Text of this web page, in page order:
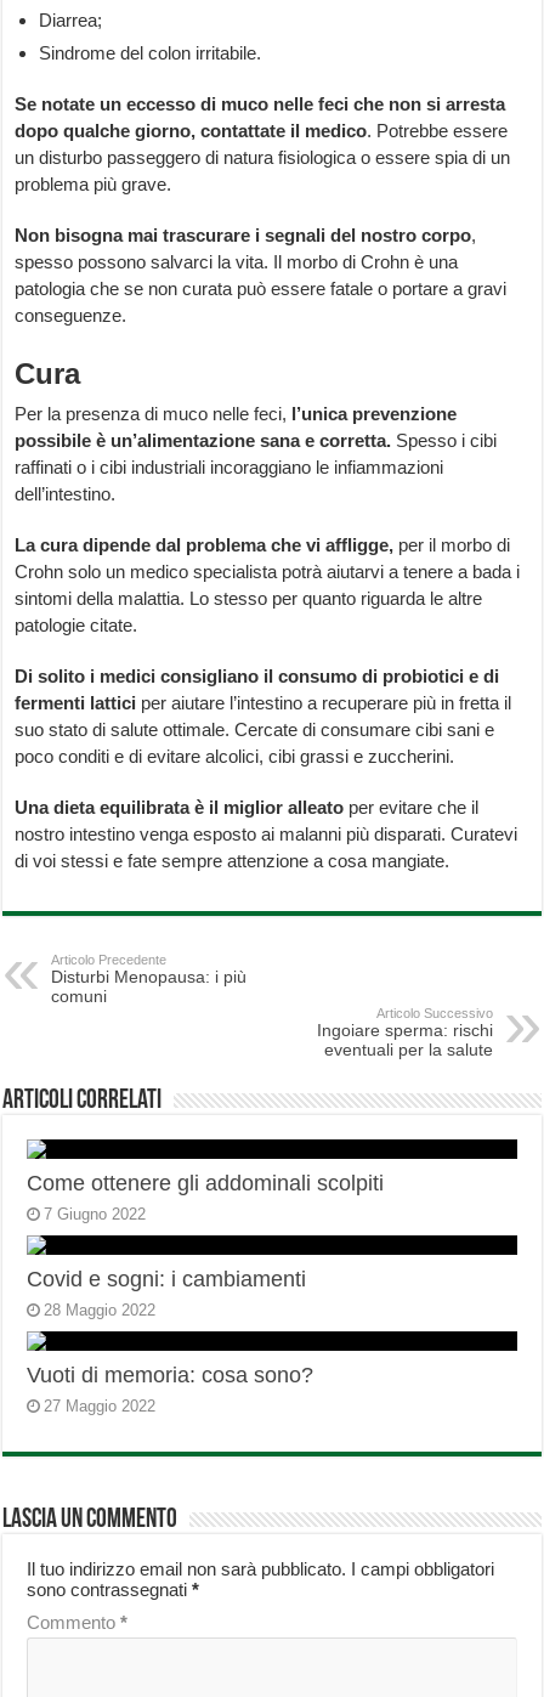
Diarrea;
Sindrome del colon irritabile.
Se notate un eccesso di muco nelle feci che non si arresta
dopo qualche giorno, contattate il medico. Potrebbe essere
un disturbo passeggero di natura fisiologica o essere spia di un
problema più grave.
Non bisogna mai trascurare i segnali del nostro corpo,
spesso possono salvarci la vita. Il morbo di Crohn è una
patologia che se non curata può essere fatale o portare a gravi
conseguenze.
Cura
Per la presenza di muco nelle feci, l’unica prevenzione
possibile è un’alimentazione sana e corretta. Spesso i cibi
raffinati o i cibi industriali incoraggiano le infiammazioni
dell’intestino.
La cura dipende dal problema che vi affligge, per il morbo di
Crohn solo un medico specialista potrà aiutarvi a tenere a bada i
sintomi della malattia. Lo stesso per quanto riguarda le altre
patologie citate.
Di solito i medici consigliano il consumo di probiotici e di
fermenti lattici per aiutare l’intestino a recuperare più in fretta il
suo stato di salute ottimale. Cercate di consumare cibi sani e
poco conditi e di evitare alcolici, cibi grassi e zuccherini.
Una dieta equilibrata è il miglior alleato per evitare che il
nostro intestino venga esposto ai malanni più disparati. Curatevi
di voi stessi e fate sempre attenzione a cosa mangiate.
Articolo Precedente
Disturbi Menopausa: i più
comuni
Articolo Successivo
Ingoiare sperma: rischi
eventuali per la salute
Articoli correlati
Come ottenere gli addominali scolpiti
7 Giugno 2022
Covid e sogni: i cambiamenti
28 Maggio 2022
Vuoti di memoria: cosa sono?
27 Maggio 2022
Lascia un commento
Il tuo indirizzo email non sarà pubblicato. I campi obbligatori
sono contrassegnati*
Commento*